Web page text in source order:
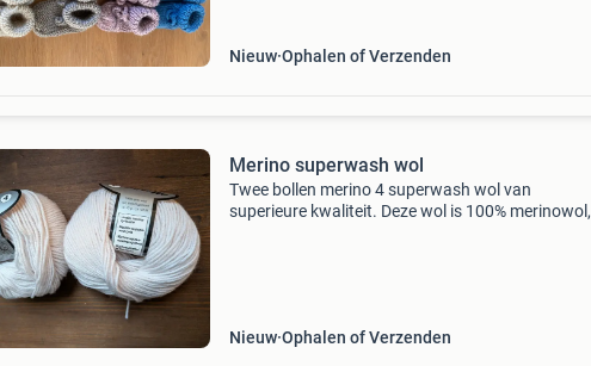
Nieuw Ophalen of Verzenden
Merino superwash wol
Twee bollen merino 4 superwash wol van
superieure kwaliteit. Deze wol is 100% merinowol,
Nieuw Ophalen of Verzenden